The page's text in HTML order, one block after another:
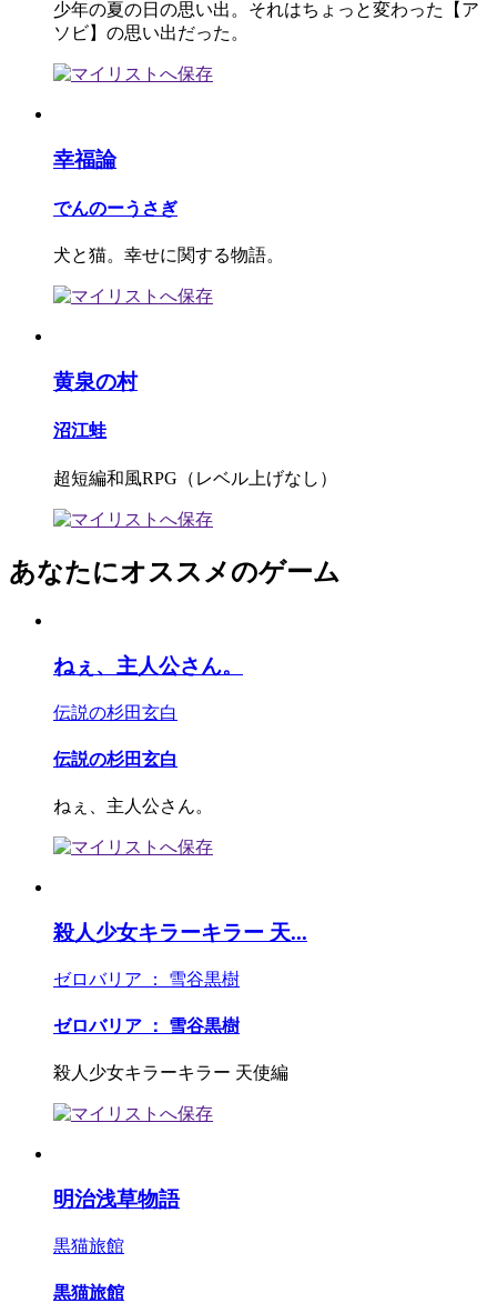
少年の夏の日の思い出。それはちょっと変わった【ア
ソビ】の思い出だった。
幸福論
でんのーうさぎ
犬と猫。幸せに関する物語。
黄泉の村
沼江蛙
超短編和風RPG（レベル上げなし）
あなたにオススメのゲーム
ねぇ、主人公さん。
伝説の杉田玄白
伝説の杉田玄白
ねぇ、主人公さん。
殺人少女キラーキラー 天...
ゼロバリア ： 雪谷黒樹
ゼロバリア ： 雪谷黒樹
殺人少女キラーキラー 天使編
明治浅草物語
黒猫旅館
黒猫旅館